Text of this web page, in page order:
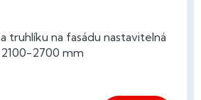
truhlíku na fasádu nastavitelná
2100-2700 mm